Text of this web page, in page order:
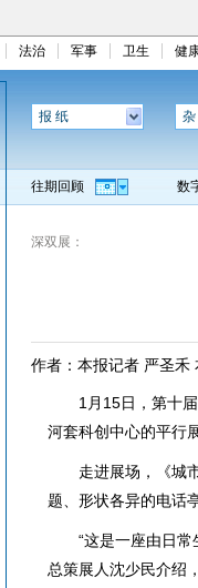
法治 军事 卫生 健
报 纸 杂
往期回顾 数
深双展：
作者：本报记者 严圣禾
1月15日，第十届
河套科创中心的平行
走进展场，《城市
题、形状各异的电话
“这是一座由日常
总策展人沈少民介绍